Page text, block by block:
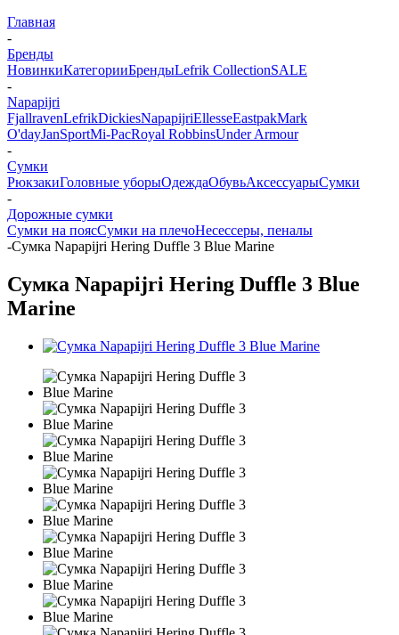
Главная
-
Бренды
НовинкиКатегорииБрендыLefrik CollectionSALE
-
Napapijri
FjallravenLefrikDickiesNapapijriEllesseEastpakMark
O'dayJanSportMi-PacRoyal RobbinsUnder Armour
-
Сумки
РюкзакиГоловные уборыОдеждаОбувьАксессуарыСумки
-
Дорожные сумки
Сумки на поясСумки на плечоНесесcеры, пеналы
-Сумка Napapijri Hering Duffle 3 Blue Marine
Сумка Napapijri Hering Duffle 3 Blue
Marine